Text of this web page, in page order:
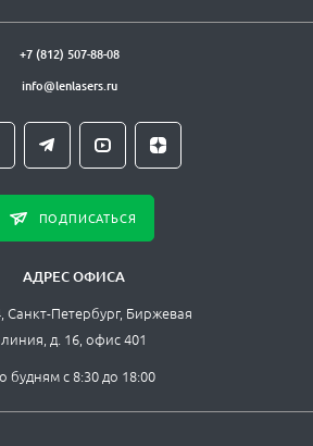
+7 (812) 507-88-08
info@lenlasers.ru
ПОДПИСАТЬСЯ
АДРЕС ОФИСА
Санкт-Петербург, Биржевая
линия, д. 16, офис 401
будням с 8:30 до 18:00